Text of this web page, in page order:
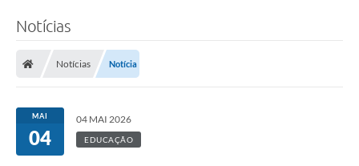
Notícias
Notícias Notícia
MAI
04
04 MAI 2026
EDUCAÇÃO